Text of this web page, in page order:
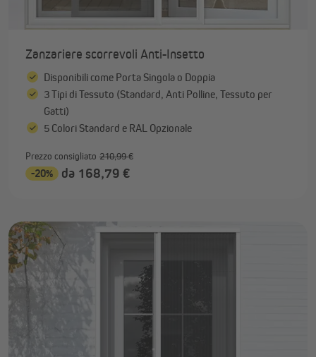
Zanzariere scorrevoli Anti-Insetto
Disponibili come Porta Singola o Doppia
3 Tipi di Tessuto (Standard, Anti Polline, Tessuto per
Gatti)
5 Colori Standard e RAL Opzionale
Prezzo consigliato 210,99 €
-20% da 168,79 €